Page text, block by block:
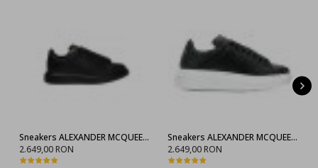
Sneakers ALEXANDER MCQUEEN, Negru full
2.649,00 RON
Sneakers ALEXANDER MCQUEEN, 553770WHGP01000
2.649,00 RON